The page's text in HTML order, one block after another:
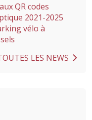
QR codes
2021-2025
vélo à
LES NEWS